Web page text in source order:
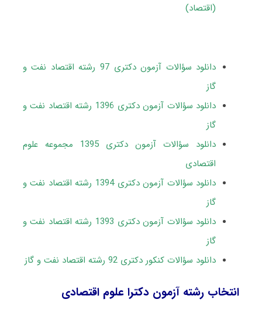
(اقتصاد)
دانلود سؤالات آزمون دکتری 97 رشته اقتصاد نفت و
گاز
دانلود سؤالات آزمون دکتری 1396 رشته اقتصاد نفت و
گاز
دانلود سؤالات آزمون دکتری 1395 مجموعه علوم
اقتصادی
دانلود سؤالات آزمون دکتری 1394 رشته اقتصاد نفت و
گاز
دانلود سؤالات آزمون دکتری 1393 رشته اقتصاد نفت و
گاز
دانلود سؤالات کنکور دکتری 92 رشته اقتصاد نفت و گاز
انتخاب رشته آزمون دکترا علوم اقتصادی